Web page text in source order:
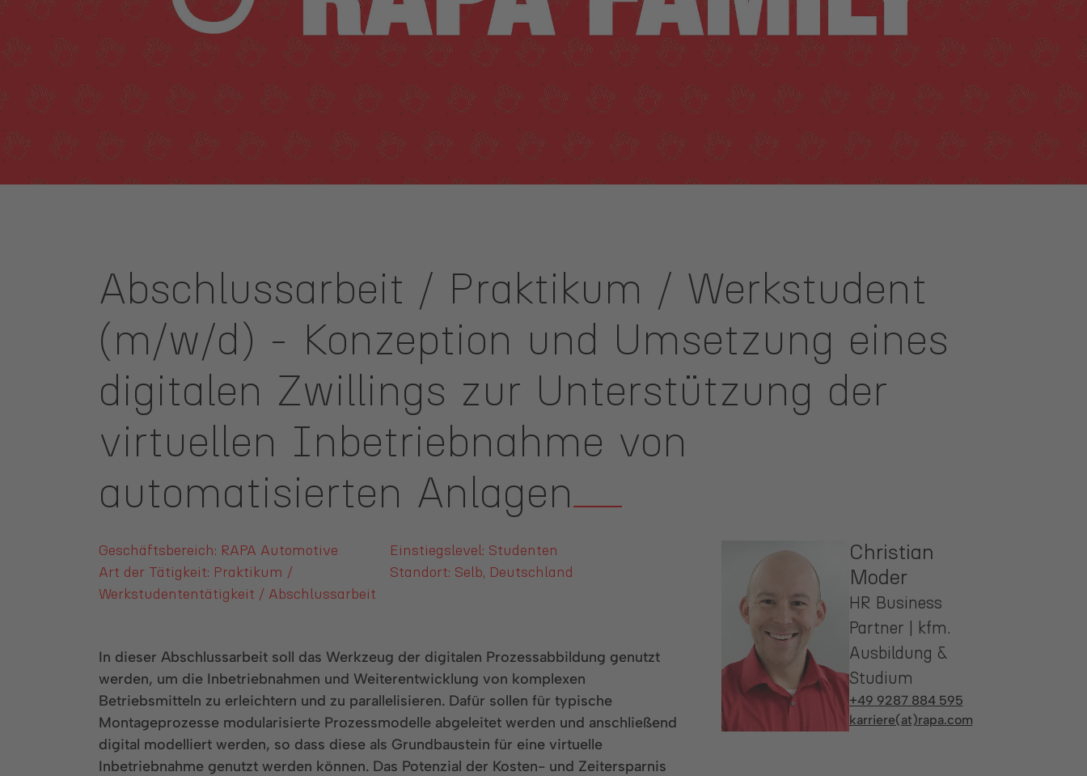
ANSPRECHPARTNER
Abschlussarbeit / Praktikum / Werkstudent
(m/w/d) - Konzeption und Umsetzung eines
digitalen Zwillings zur Unterstützung der
virtuellen Inbetriebnahme von
automatisierten Anlagen
Geschäftsbereich: RAPA Automotive
Einstiegslevel: Studenten
Art der Tätigkeit: Praktikum /
Werkstudententätigkeit / Abschlussarbeit
Standort: Selb, Deutschland
In dieser Abschlussarbeit soll das Werkzeug der digitalen Prozessabbildung genutzt
werden, um die Inbetriebnahmen und Weiterentwicklung von komplexen
Betriebsmitteln zu erleichtern und zu parallelisieren. Dafür sollen für typische
Montageprozesse modularisierte Prozessmodelle abgeleitet werden und anschließend
digital modelliert werden, so dass diese als Grundbaustein für eine virtuelle
Inbetriebnahme genutzt werden können. Das Potenzial der Kosten- und Zeitersparnis
Christian
Moder
HR Business
Partner | kfm.
Ausbildung &
Studium
+49 9287 884 595
karriere(at)rapa.com